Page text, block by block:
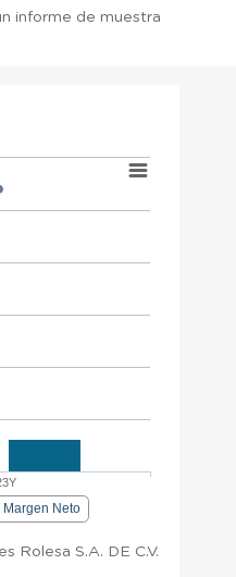
informe de muestra
Margen Neto
Rolesa S.A. DE C.V.